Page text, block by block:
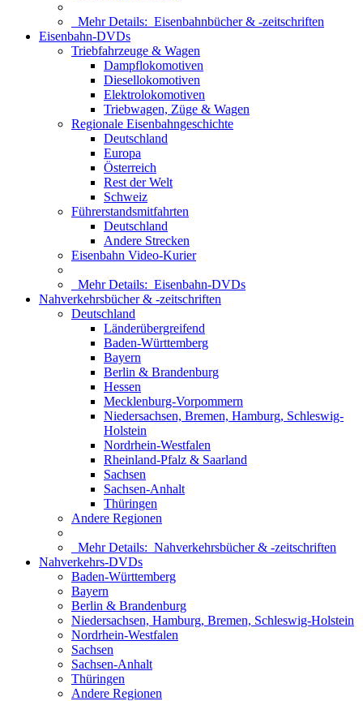
Mehr Details: Eisenbahnbücher & -zeitschriften
Eisenbahn-DVDs
Triebfahrzeuge & Wagen
Dampflokomotiven
Diesellokomotiven
Elektrolokomotiven
Triebwagen, Züge & Wagen
Regionale Eisenbahngeschichte
Deutschland
Europa
Österreich
Rest der Welt
Schweiz
Führerstandsmitfahrten
Deutschland
Andere Strecken
Eisenbahn Video-Kurier
Mehr Details: Eisenbahn-DVDs
Nahverkehrsbücher & -zeitschriften
Deutschland
Länderübergreifend
Baden-Württemberg
Bayern
Berlin & Brandenburg
Hessen
Mecklenburg-Vorpommern
Niedersachsen, Bremen, Hamburg, Schleswig-
Holstein
Nordrhein-Westfalen
Rheinland-Pfalz & Saarland
Sachsen
Sachsen-Anhalt
Thüringen
Andere Regionen
Mehr Details: Nahverkehrsbücher & -zeitschriften
Nahverkehrs-DVDs
Baden-Württemberg
Bayern
Berlin & Brandenburg
Niedersachsen, Hamburg, Bremen, Schleswig-Holstein
Nordrhein-Westfalen
Sachsen
Sachsen-Anhalt
Thüringen
Andere Regionen